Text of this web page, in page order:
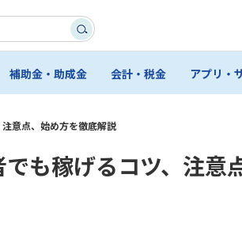
補助金・助成金 会計・税金 アプリ・
意点、始め方を徹底解説
も稼げるコツ、注意